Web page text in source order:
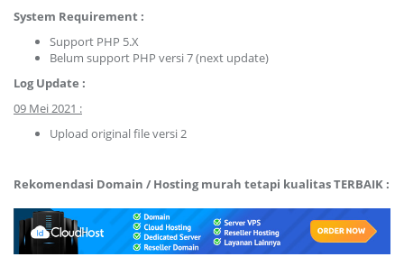
System Requirement :
Support PHP 5.X
Belum support PHP versi 7 (next update)
Log Update :
09 Mei 2021 :
Upload original file versi 2
Rekomendasi Domain / Hosting murah tetapi kualitas TERBAIK :